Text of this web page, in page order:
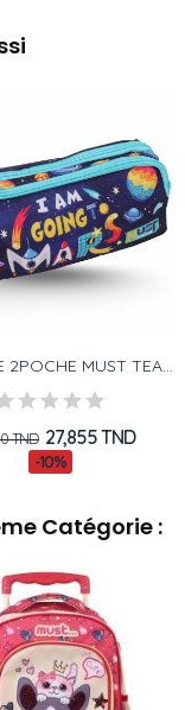
TROUSSE 2POCHE MUST TEAM PLANET
TND 27,855 TND
-10%
Catégorie :